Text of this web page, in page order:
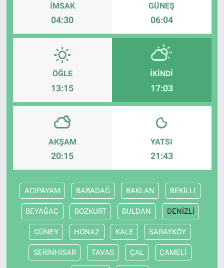
İMSAK
04:30
GÜNEŞ
06:04
ÖĞLE
13:15
İKINDI
17:03
AKŞAM
20:15
YATSI
21:43
ACIPAYAM BABADAĞ BAKLAN BEKİLLİ
BEYAĞAÇ BOZKURT BULDAN DENİZLİ
GÜNEY HONAZ KALE SARAYKÖY
SERİNHİSAR TAVAS ÇAL ÇAMELİ